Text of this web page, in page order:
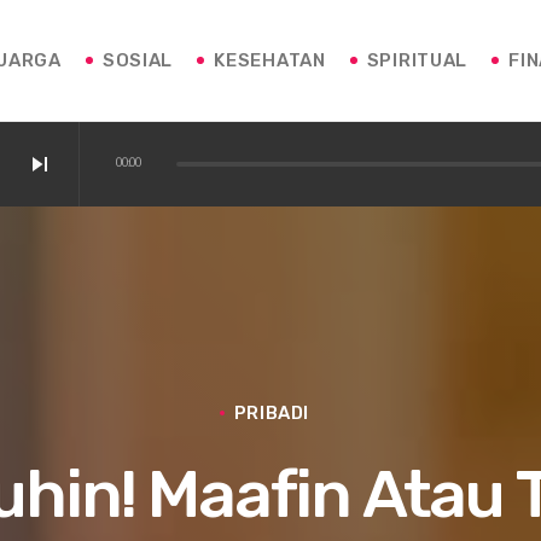
SOSIAL KESEHATAN SPIRITUAL
skip_next 00:00
PRIBADI
Maafin Atau